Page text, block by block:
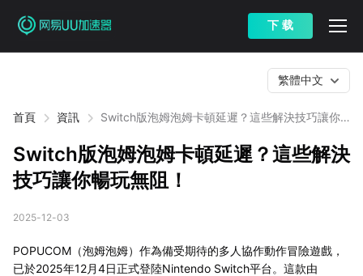
下 载
首頁 資訊
Switch版泡姆泡姆卡頓延遲？這些解決技巧讓你
繁體中文
Switch版泡姆泡姆卡頓延遲？這些解決
技巧讓你暢玩無阻！
2025-12-03
POPUCOM（泡姆泡姆）作為備受期待的多人協作動作冒險遊戲，
已於2025年12月4日正式登陸Nintendo Switch平台。這款由